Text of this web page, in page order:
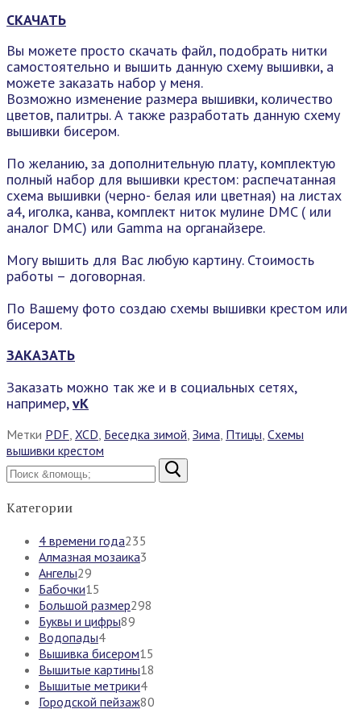
СКАЧАТЬ
Вы можете просто скачать файл, подобрать нитки
самостоятельно и вышить данную схему вышивки, а
можете заказать набор у меня.
Возможно изменение размера вышивки, количество
цветов, палитры. А также разработать данную схему
вышивки бисером.
По желанию, за дополнительную плату, комплектую
полный набор для вышивки крестом: распечатанная
схема вышивки (черно- белая или цветная) на листах
а4, иголка, канва, комплект ниток мулине DMC ( или
аналог DMC) или Gamma на органайзере.
Могу вышить для Вас любую картину. Стоимость
работы – договорная.
По Вашему фото создаю схемы вышивки крестом или
бисером.
ЗАКАЗАТЬ
Заказать можно так же и в социальных сетях,
например,vK
Метки PDF XCD Беседка зимой Зима Птицы Схемы
вышивки крестом
Найти:
Категории
4 времени года235
Алмазная мозаика3
Ангелы29
Бабочки15
Большой размер298
Буквы и цифры89
Водопады4
Вышивка бисером15
Вышитые картины18
Вышитые метрики4
Городской пейзаж80